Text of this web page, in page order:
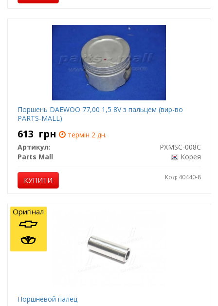
Поршень DAEWOO 77,00 1,5 8V з пальцем (вир-во
PARTS-MALL)
613 грн
термін 2 дн.
Артикул:
PXMSC-008C
Parts Mall
Корея
КУПИТИ Код: 40440-8
Поршневой палец
Оригінал